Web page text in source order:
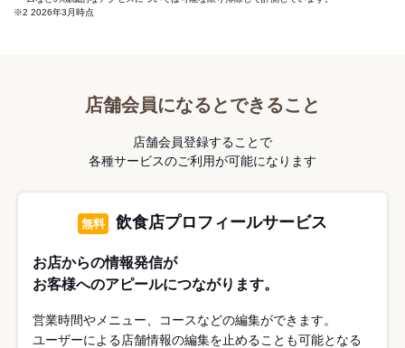
※2 2026年3月時点
店舗会員になるとできること
店舗会員登録することで
各種サービスのご利用が可能になります
無料 飲食店プロフィールサービス
お店からの情報発信が
お客様へのアピールにつながります。
営業時間やメニュー、コースなどの編集ができます。
ユーザーによる店舗情報の編集を止めることも可能となる